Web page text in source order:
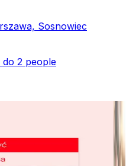
Sosnowiec
do 2 people